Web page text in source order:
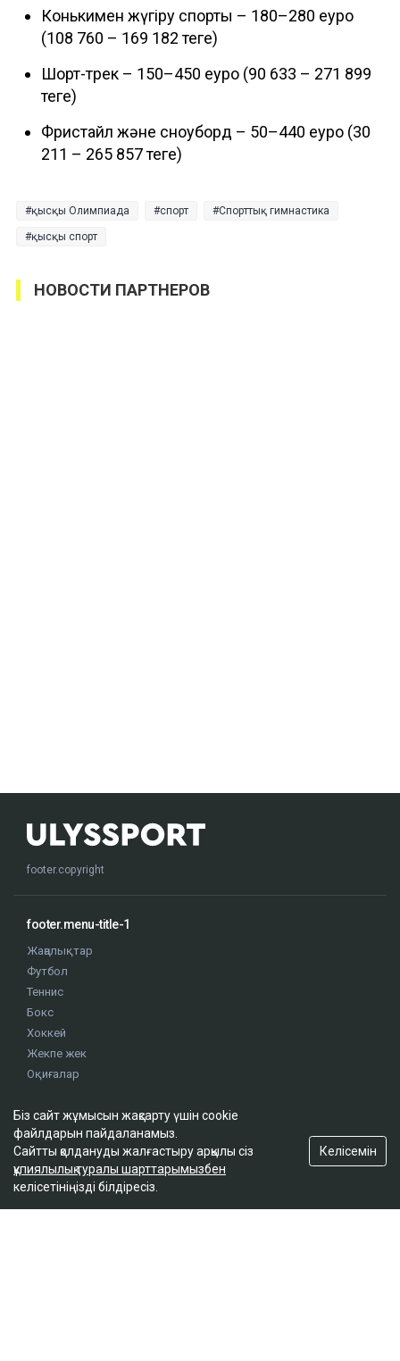
Конькимен жүгіру спорты – 180–280 еуро
(108 760 – 169 182 теңге)
Шорт-трек – 150–450 еуро (90 633 – 271 899
теңге)
Фристайл және сноуборд – 50–440 еуро (30
211 – 265 857 теңге)
қысқы Олимпиада спорт Спорттық гимнастика
қысқы спорт
НОВОСТИ ПАРТНЕРОВ
footer.copyright
footer.menu-title-1
Жаңалықтар
Футбол
Теннис
Бокс
Хоккей
Жекпе жек
Оқиғалар
footer.menu-title-2
О проекте
Правила сайта
Реклама на сайте
Біз сайт жұмысын жақсарту үшін cookie
файлдарын пайдаланамыз.
Сайтты қолдануды жалғастыру арқылы сіз
құпиялылық туралы шарттарымызбен
келісетініңізді білдіресіз.
Келісемін